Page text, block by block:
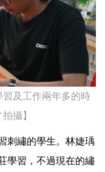
及工作兩年多的時
攝】
刺繡的學生。林婕瑀
學習，不過現在的繡